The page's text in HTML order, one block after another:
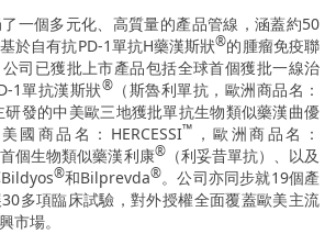
一個多元化、高質量的產品管線，涵蓋約50
於自有抗PD-1單抗H藥漢斯狀®的腫瘤免疫聯
司已獲批上市產品包括全球首個獲批一線治
1單抗漢斯狀®（斯魯利單抗，歐洲商品名：
研發的中美歐三地獲批單抗生物類似藥漢曲優
國商品名：HERCESSI™ ，歐洲商品名：
個生物類似藥漢利康®（利妥昔單抗）、以及
®和Bilprevda®。公司亦同步就19個產
多項臨床試驗，對外授權全面覆蓋歐美主流
市場。